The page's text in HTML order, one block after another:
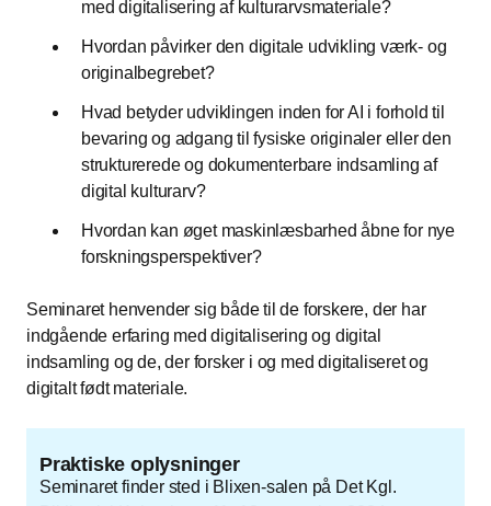
med digitalisering af kulturarvsmateriale?
Hvordan påvirker den digitale udvikling værk- og
originalbegrebet?
Hvad betyder udviklingen inden for AI i forhold til
bevaring og adgang til fysiske originaler eller den
strukturerede og dokumenterbare indsamling af
digital kulturarv?
Hvordan kan øget maskinlæsbarhed åbne for nye
forskningsperspektiver?
Seminaret henvender sig både til de forskere, der har
indgående erfaring med digitalisering og digital
indsamling og de, der forsker i og med digitaliseret og
digitalt født materiale.
Praktiske oplysninger
Seminaret finder sted i Blixen-salen på Det Kgl.